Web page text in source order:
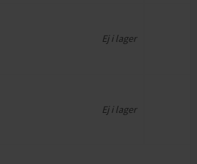
Ej i lager
Ej i lager